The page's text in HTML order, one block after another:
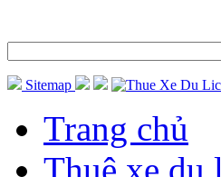
Sitemap
Trang chủ